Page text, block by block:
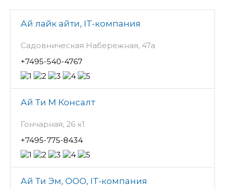
Ай лайк айти, IT-компания
Садовническая Набережная, 47а
+7495-540-4767
Ай Ти М Консалт
Гончарная, 26 к1
+7495-775-8434
Ай Ти Эм, ООО, IT-компания